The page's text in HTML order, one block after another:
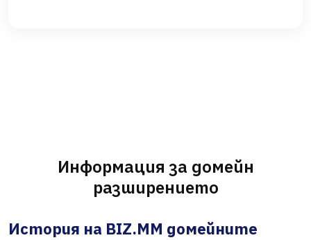
Информация за домейн
разширението
История на BIZ.MM домейните